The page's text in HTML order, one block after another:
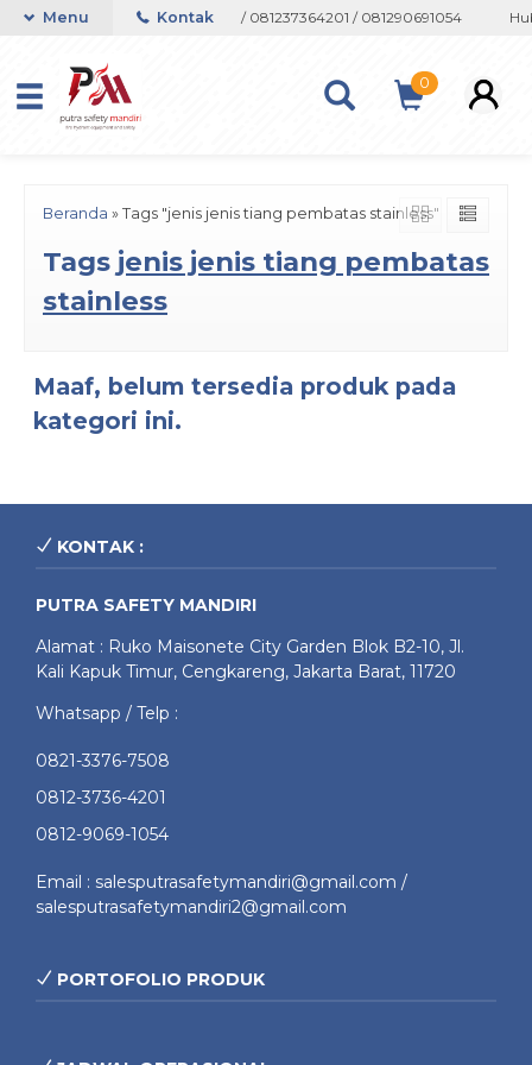
atau Whatsapp 082133767508 / 081237364201 / 081290691054
Menu Kontak
0
Beranda » Tags "jenis jenis tiang pembatas stainless"
Tags jenis jenis tiang pembatas
stainless
Maaf, belum tersedia produk pada
kategori ini.
KONTAK :
PUTRA SAFETY MANDIRI
Alamat : Ruko Maisonete City Garden Blok B2-10, Jl.
Kali Kapuk Timur, Cengkareng, Jakarta Barat, 11720
Whatsapp / Telp :
0821-3376-7508
0812-3736-4201
0812-9069-1054
Email : salesputrasafetymandiri@gmail.com /
salesputrasafetymandiri2@gmail.com
PORTOFOLIO PRODUK